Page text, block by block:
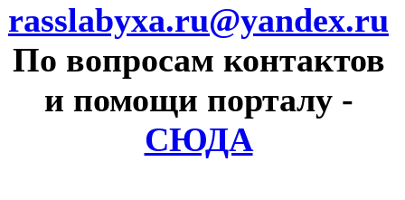
rasslabyxa.ru@yandex.ru
По вопросам контактов
и помощи порталу -
СЮДА